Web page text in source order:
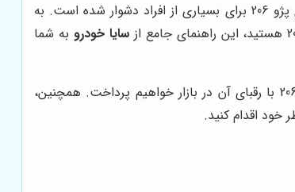
جمله دلایلی هستند که این خودرو را به گزینه‌ای ایده‌آل برای بسیاری از افراد تبدیل کرده‌اند. اما با توجه به افزایش قیمت خودروها، خرید نقدی پژو 206 برای بسیاری از افراد دشوار شده است. به
سایا خودرو به شما
در این مقاله، به بررسی مزایا و معایب خرید اقساطی پژو 206، شرایط و مدارک مورد نیاز، نکات مهم در انتخاب شرکت لیزینگ، و مقایسه پژو 206 با رقبای آن در بازار خواهیم پرداخت. همچنین،
خود اقدام کنید.